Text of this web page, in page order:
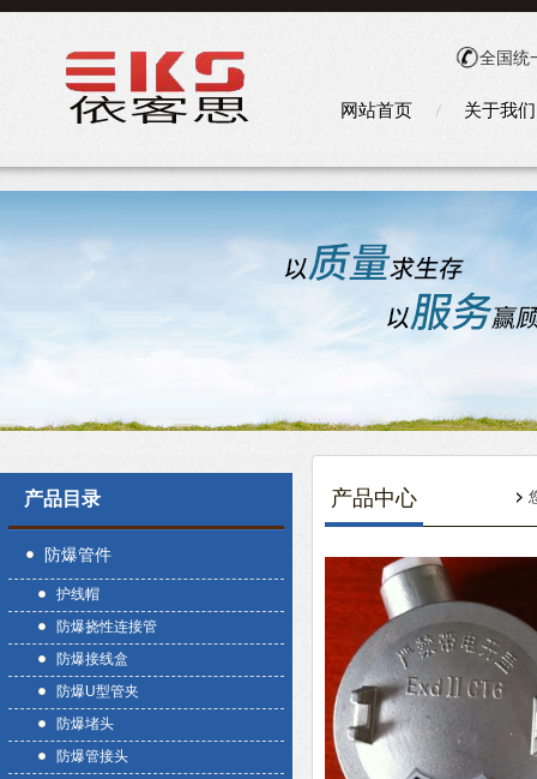
全国统
网站首页 关于我们
产品目录
防爆管件
护线帽
防爆挠性连接管
防爆接线盒
防爆U型管夹
防爆堵头
防爆管接头
产品中心